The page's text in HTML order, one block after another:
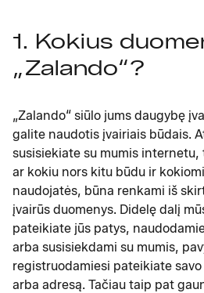
1. Kokius
„Zalando“?
„Zalando“ siūlo jums daugybę
galite naudotis įvairiais būdais.
susisiekiate su mumis
ar kokiu nors kitu būdu ir
naudojatės, būna renkami iš
įvairūs duomenys. Didelę dalį
pateikiate jūs patys,
arba susisiekdami su mumis,
registruodamiesi pateikiate
arba adresą. Tačiau taip pat